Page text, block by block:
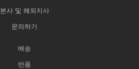
본사 및 해외지사
문의하기
배송
반품